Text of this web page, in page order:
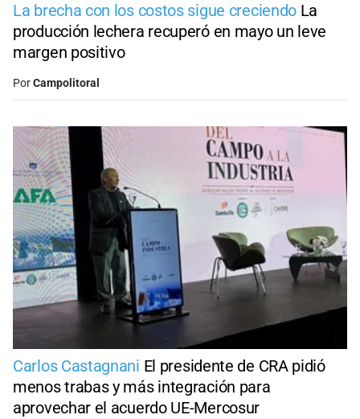
La brecha con los costos sigue creciendo La
producción lechera recuperó en mayo un leve
margen positivo
PorCampolitoral
Carlos Castagnani El presidente de CRA pidió
menos trabas y más integración para
aprovechar el acuerdo UE-Mercosur